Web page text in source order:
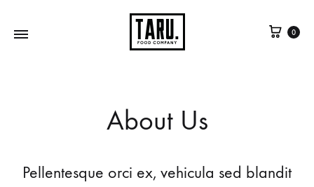
0
About Us
Pellentesque orci ex, vehicula sed blandit